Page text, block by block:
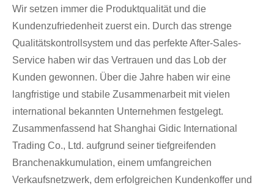
Wir setzen immer die Produktqualität und die
Kundenzufriedenheit zuerst ein. Durch das strenge
Qualitätskontrollsystem und das perfekte After-Sales-
Service haben wir das Vertrauen und das Lob der
Kunden gewonnen. Über die Jahre haben wir eine
langfristige und stabile Zusammenarbeit mit vielen
international bekannten Unternehmen festgelegt.
Zusammenfassend hat Shanghai Gidic International
Trading Co., Ltd. aufgrund seiner tiefgreifenden
Branchenakkumulation, einem umfangreichen
Verkaufsnetzwerk, dem erfolgreichen Kundenkoffer und